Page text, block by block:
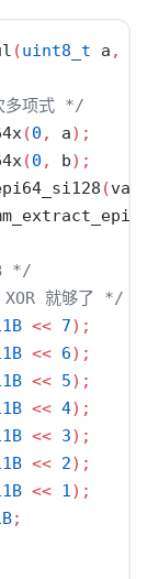
(uint8_t a ,
多项式 */
(0 , a);
(0 , b);
(va
*/
就够了 */
<< 7);
<< 6);
<< 5);
<< 4);
<< 3);
<< 2);
<< 1);
;